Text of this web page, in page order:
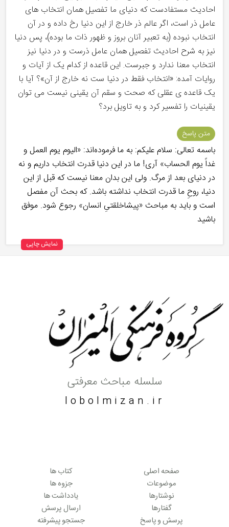
احادیث مستفادست که دنیای ما تفصیل همان انتخاب های
عامل ذر است، اگر عالم ذر خارج از این دنیا رخ داده و در آن
انتخاب نبوده (به تعبیر آنان بروز و ظهور ذات ما بوده)، پس دنیا
نیز به شرح احادیث تفصیل همان عامل ذرست و در دنیا نیز
انتخاب معنا ندارد و جبرست. این قاعده از کدام یک از آیات و
روایات آمده: «انتخاب فقط در دنیا ست نه خارج از آن»؟ آیا با
یک قاعده ی عقلی که صحت و سقم آن یقینی نیست می توان
یقینیات را تفسیر کرد و به تاویل برد؟
متن پاسخ
باسمه تعالی: سلام علیکم: به ما فرموده‌اند: «الیوم یوم العمل و
غداً یوم الحساب» آری! ما در این دنیا قدرت انتخاب داریم و نه
در دنیای بعد از مرگ. ولی این بدان معنا نیست که قبل از این
دنیا، روحِ ما قدرت انتخاب نداشته باشد. که بحث آن مفصل
است و باید به مباحث «پیشاخلقتیِ انسان» رجوع شود. موفق
باشید
نمایش چاپی
سلسله مباحث معرفتی
lobolmizan.ir
صفحه اصلی
موضوعات
نوشتارها
گفتارها
پرسش و پاسخ
کتاب ها
جزوه ها
یادداشت ها
ارسال پرسش
جستجو پیشرفته